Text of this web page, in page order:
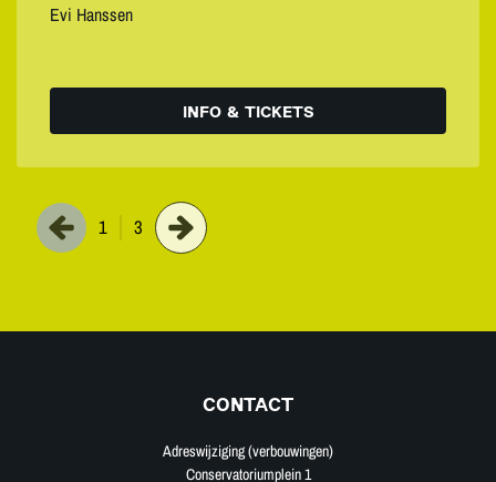
Evi Hanssen
INFO & TICKETS
1 3
CONTACT
Adreswijziging (verbouwingen)
Conservatoriumplein 1